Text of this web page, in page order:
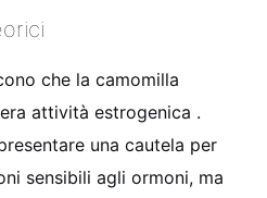
che la camomilla
attività estrogenica .
una cautela per
sensibili agli ormoni, ma